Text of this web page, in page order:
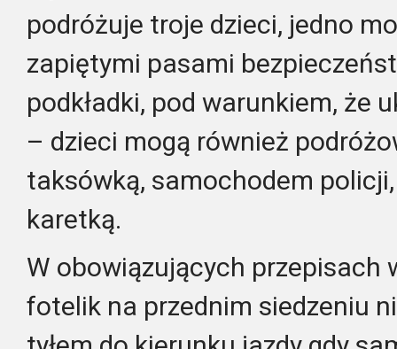
podróżuje troje dzieci, jedno
zapiętymi pasami
podkładki, pod warunkiem, że
– dzieci mogą również
taksówką, samochodem
karetką.
W obowiązujących przepisach
fotelik na przednim siedzeniu